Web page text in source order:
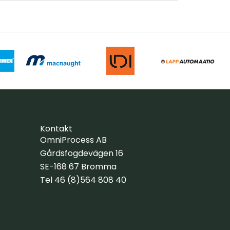
Kontakt
OmniProcess AB
Gårdsfogdevägen 16
SE-168 67 Bromma
Tel 46 (8)564 808 40